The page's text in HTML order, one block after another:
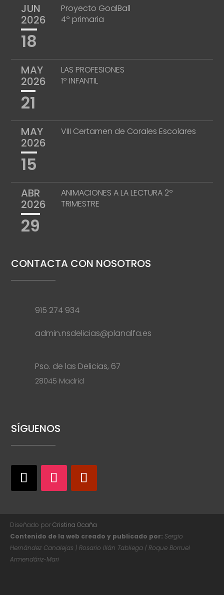
JUN
2026
18
Proyecto GoalBall
4º primaria
MAY
2026
21
LAS PROFESIONES
1º INFANTIL
MAY
2026
15
VIII Certamen de Corales Escolares
ABR
2026
29
ANIMACIONES A LA LECTURA 2º
TRIMESTRE
CONTACTA CON NOSOTROS
915 274 934
admin.nsdelicias@planalfa.es
Pso. de las Delicias, 67
28045 Madrid
SÍGUENOS
Diseñado porCristina Ocaña
Contenido de la web creado y publicado por: Sergio
Hernández Canalejas | Rosario Illán Tabliega | Roque Borruel
Armendáriz-Mari